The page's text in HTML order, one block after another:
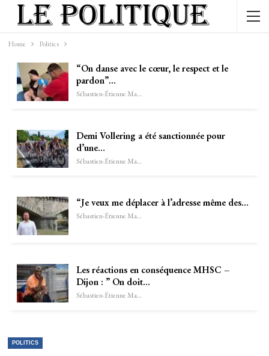
Home Politics
“On danse avec le cœur, le respect et le
pardon”…
Sébastien-Étienne Marechal
Demi Vollering a été sanctionnée pour
d’une…
Sébastien-Étienne Marechal
“Je veux me déplacer à l’adresse même des…
Sébastien-Étienne Marechal
Les réactions en conséquence MHSC –
Dijon : ” On doit…
Sébastien-Étienne Marechal
POLITICS